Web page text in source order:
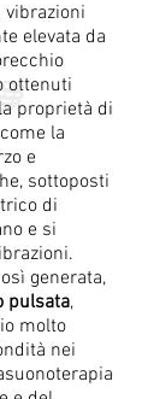
vibrazioni
elevata da
ottenuti
proprietà di
la
e
sottoposti
di
e si
generata,
pulsata,
molto
nei